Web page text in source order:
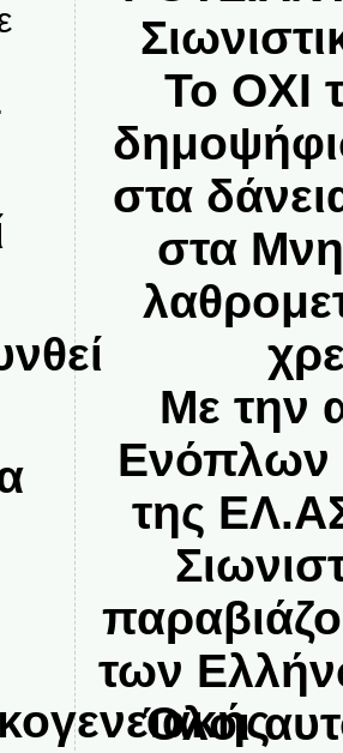
Το ΟΧΙ
στα
στα
Με την
Ενόπλων
της
των
Όλοι